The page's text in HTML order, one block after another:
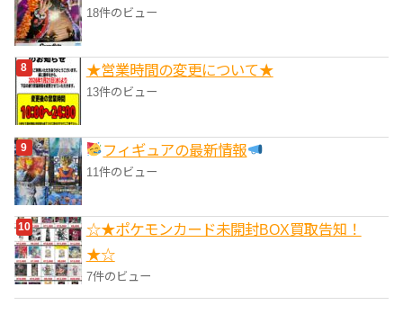
18件のビュー
★営業時間の変更について★
13件のビュー
フィギュアの最新情報
11件のビュー
☆★ポケモンカード未開封BOX買取告知！
★☆
7件のビュー